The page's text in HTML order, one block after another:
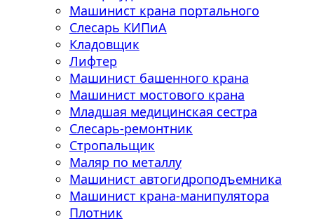
Машинист крана портального
Слесарь КИПиА
Кладовщик
Лифтер
Машинист башенного крана
Машинист мостового крана
Младшая медицинская сестра
Слесарь-ремонтник
Стропальщик
Маляр по металлу
Машинист автогидроподъемника
Машинист крана-манипулятора
Плотник